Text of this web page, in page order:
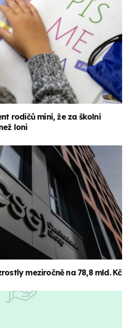
rodičů míní, že za školní
loni
meziročně na 78,8 mld. Kč